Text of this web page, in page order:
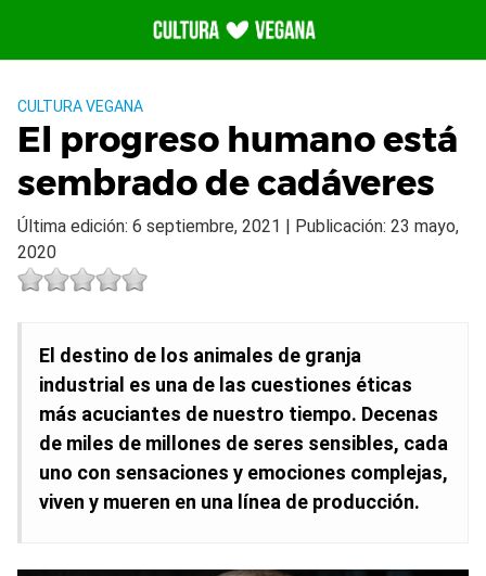
contenido
CULTURA VEGANA
El progreso humano está
sembrado de cadáveres
Última edición: 6 septiembre, 2021 | Publicación: 23 mayo,
2020
El destino de los animales de granja
industrial es una de las cuestiones éticas
más acuciantes de nuestro tiempo. Decenas
de miles de millones de seres sensibles, cada
uno con sensaciones y emociones complejas,
viven y mueren en una línea de producción.